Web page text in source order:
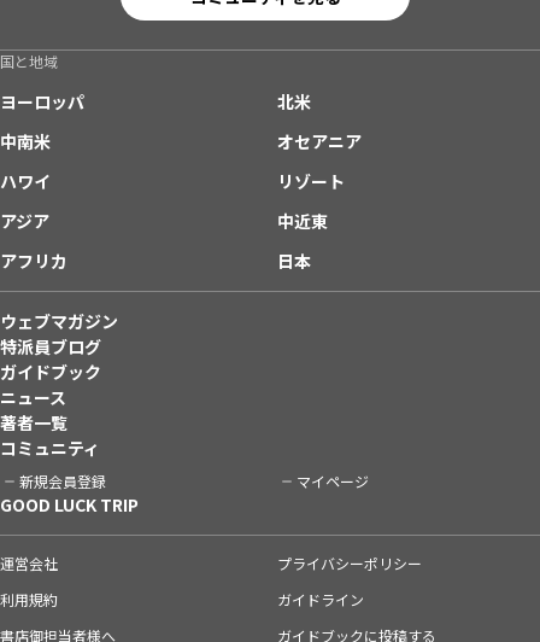
国と地域
ヨーロッパ
北米
中南米
オセアニア
ハワイ
リゾート
アジア
中近東
アフリカ
日本
ウェブマガジン
特派員ブログ
ガイドブック
ニュース
著者一覧
コミュニティ
新規会員登録 マイページ
GOOD LUCK TRIP
運営会社
プライバシーポリシー
利用規約
ガイドライン
書店御担当者様へ
ガイドブックに投稿する